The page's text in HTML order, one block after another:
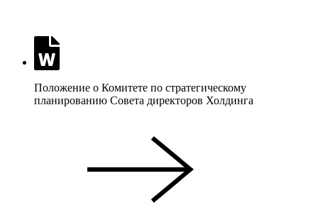
Положение о Комитете по стратегическому
планированию Совета директоров Холдинга